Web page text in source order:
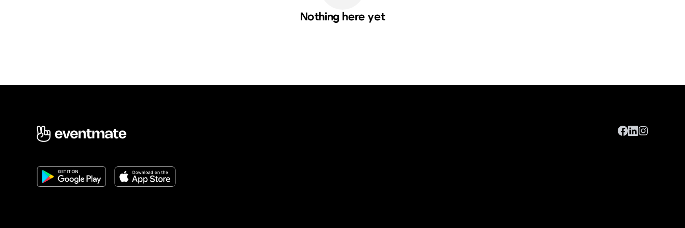
Nothing here yet